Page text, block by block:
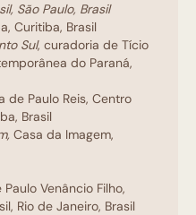
São Paulo, Brasil
Curitiba, Brasil
Sul, curadoria de Tício
do Paraná,
de Paulo Reis, Centro
Brasil
, Casa da Imagem,
Venâncio Filho,
Rio de Janeiro, Brasil